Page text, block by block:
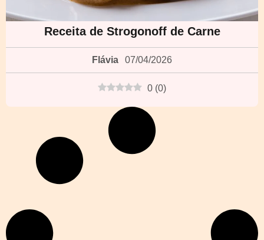
Receita de Strogonoff de Carne
Flávia 07/04/2026
0 (0)